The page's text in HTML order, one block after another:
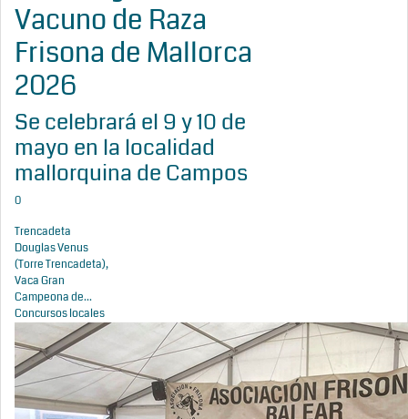
Vacuno de Raza
Frisona de Mallorca
2026
Se celebrará el 9 y 10 de
mayo en la localidad
mallorquina de Campos
0
Trencadeta
Douglas Venus
(Torre Trencadeta),
Vaca Gran
Campeona de...
Concursos locales